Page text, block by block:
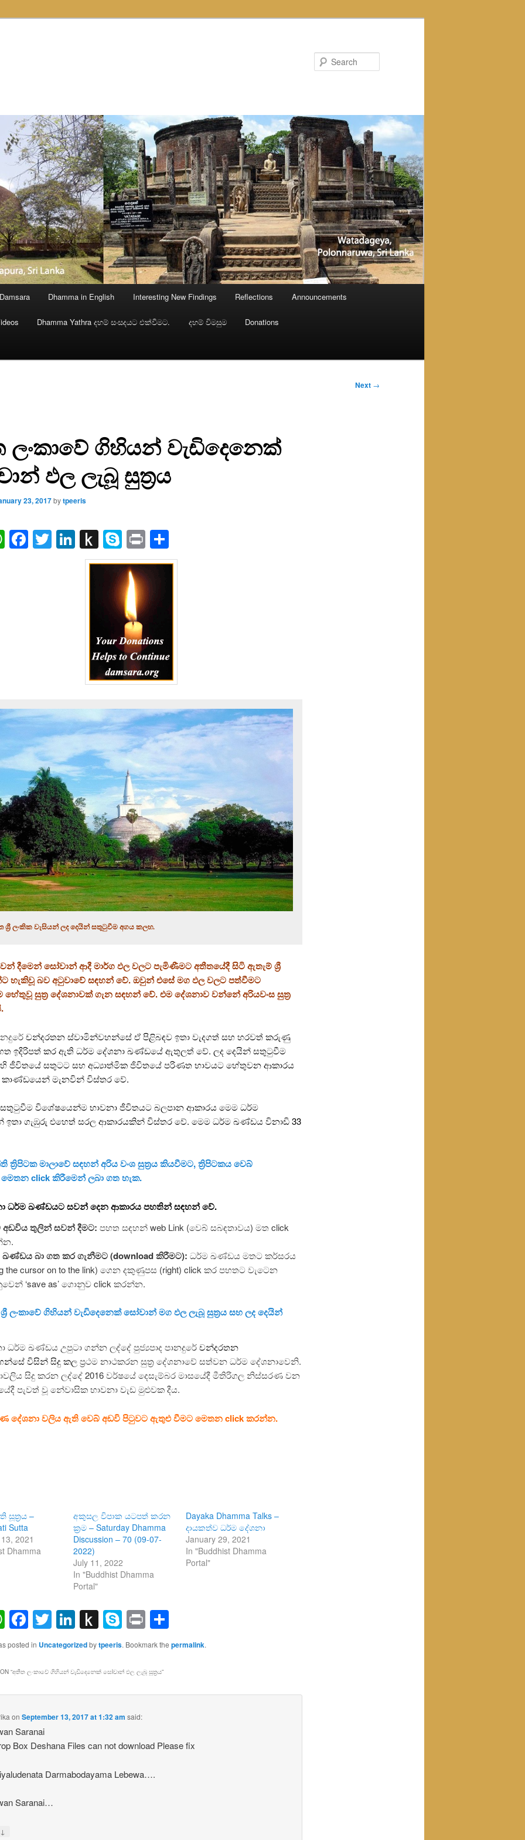
Dhamma in English Interesting New Findings Reflections Announcements
Dhamma Yathra දහම් සංසදයට එක්වීමට. දහම් විමසුම Donations
Next →
ලංකාවේ ගිහියන් වැඩිදෙනෙක්
ඵල ලැබූ සුත්‍රය
23, 2017bytpeeris
WhatsApp
Facebook
Twitter
LinkedIn
Push
to
Kindle
Skype
PrintShare
ශ්‍රී ලංකික වැසියන් ලද දෙයින් සතුටුවීම අගය කලහ.
දීමෙන් සෝවාන් ආදී මාර්ග ඵල වලට පැමිණීමට අතීතයේදී සිටි ඇතැම් ශ්‍රී
හැකිවූ බව අටුවාවේ සඳහන් වේ. ඔවුන් එසේ මග ඵල වලට පත්වීමට
හේතුවූ සුත්‍ර දේශනාවක් ගැන සඳහන් වේ. එම දේශනාව වන්නේ අරියවංස සුත්‍ර
චන්දරතන ස්වාමින්වහන්සේ ඒ පිළිබඳව ඉතා වැදගත් සහ හරවත් කරුණු
ඉදිරිපත් කර ඇති ධර්ම දේශනා ඛණ්ඩයේ ඇතුලත් වේ. ලද දෙයින් සතුටුවීම
ජීවිතයේ සතුටට සහ අධ්‍යාත්මික ජිවිතයේ පරිණත භාවයට හේතුවන ආකාරය
කාණ්ඩයෙන් මැනවින් විස්තර වේ.
විශේෂයෙන්ම භාවනා ජීවිතයට බලපාන ආකාරය මෙම ධර්ම
ගැඹුරු එහෙත් සරල ආකාරයකින් විස්තර වේ. මෙම ධර්ම ඛණ්ඩය විනාඩි 33
ත්‍රිපිටක මාලාවේ සඳහන් අරිය වංශ සුත්‍රය කියවීමට, ත්‍රිපිටකය වෙබ්
click කිරීමෙන් ලබා ගත හැක.
ධර්ම ඛණ්ඩයට සවන් දෙන ආකාරය පහතින් සඳහන් වේ.
අඩවිය තුලින් සවන් දීමට: පහත සඳහන් web Link (වෙබ් සබඳතාවය) මත click
ඛණ්ඩය බා ගත කර ගැනීමට (download කිරීමට): ධර්ම ඛණ්ඩය මතට කර්සරය
the cursor on to the link) ගෙන දකුණුපස (right) click කර පහතට වැටෙන
‘save as’ ගොනුව click කරන්න.
ලංකාවේ ගිහියන් වැඩිදෙනෙක් සෝවාන් මග ඵල ලැබූ සුත්‍රය සහ ලද දෙයින්
ධර්ම ඛණ්ඩය උපුටා ගන්න ලද්දේ පුජ්‍යපාද පානදුරේචන්දරතන
විසින් සිදු කලප්‍රථම නාථකරන සුත්‍ර දේශනාවේ සත්වන ධර්ම දේශනාවෙනි.
සිදු කරන ලද්දේ 2016 වර්ෂයේ දෙසැම්බර මාසයේදී මීතිරිගල නිස්සරණ වන
පැවත් වූ නේවාසික භාවනා වැඩ මුළුවක දීය.
දේශනා වලිය ඇති වෙබ් අඩවි පිටුවට ඇතුළු වීමට මෙතන click කරන්න.
සූත්‍රය –
Sutta
2021
Dhamma
අකුසල විපාක යටපත් කරන
ක්‍රම – Saturday Dhamma
Discussion – 70 (09-07-
2022)
July 11, 2022
In "Buddhist Dhamma
Portal"
Dayaka Dhamma Talks –
දායකත්ව ධර්ම දේශනා
January 29, 2021
In "Buddhist Dhamma
Portal"
WhatsApp
Facebook
Twitter
LinkedIn
Push
to
Kindle
Skype
PrintShare
posted in Uncategorizedbytpeeris. Bookmark the permalink.
“අතීත ලංකාවේ ගිහියන් වැඩිදෙනෙක් සෝවාන් ඵල ලැබූ සුත්‍රය”
onSeptember 13, 2017 at 1:32 am said:
Saranai
Box Deshana Files can not download Please fix
Darmabodayama Lebewa….
Saranai…
↓